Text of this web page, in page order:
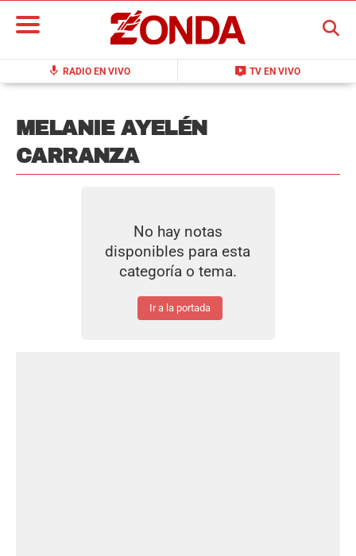
mic RADIO EN VIVO live_tv TV EN VIVO
BUSCAR
MELANIE AYELÉN
CARRANZA
No hay notas
disponibles para esta
categoría o tema.
Ir a la portada